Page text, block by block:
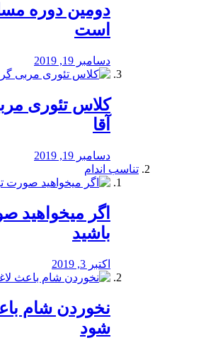
دومین دوره
است
دسامبر 19, 2019
آقا
دسامبر 19, 2019
تناسب اندام
اگر میخواهید
باشید
اکتبر 3, 2019
نخوردن شام
‌شود